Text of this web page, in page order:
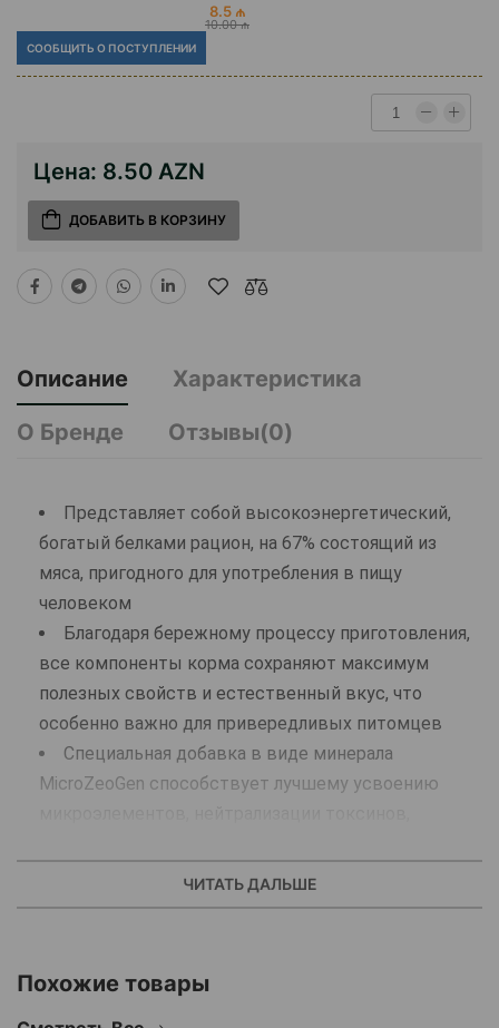
8.5 ₼
10.00 ₼
СООБЩИТЬ О ПОСТУПЛЕНИИ
Цена: 8.50 AZN
ДОБАВИТЬ В КОРЗИНУ
Описание
Характеристика
О Бренде
Отзывы(0)
Представляет собой высокоэнергетический,
богатый белками рацион, на 67% состоящий из
мяса, пригодного для употребления в пищу
человеком
Благодаря бережному процессу приготовления,
все компоненты корма сохраняют максимум
полезных свойств и естественный вкус, что
особенно важно для привередливых питомцев
Специальная добавка в виде минерала
MicroZeoGen способствует лучшему усвоению
отменному самочувствию животного
В составе только мясо, бульон, рис и минералы,
Содержит витамины и минералы, комплексно
ЧИТАТЬ ДАЛЬШЕ
Похожие товары